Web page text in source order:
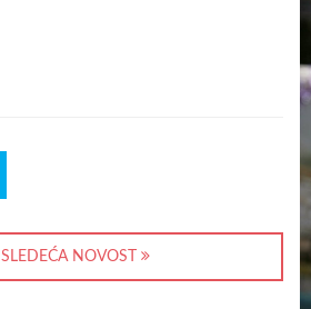
SLEDEĆA NOVOST